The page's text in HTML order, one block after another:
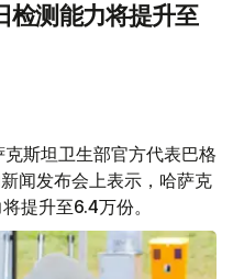
检测能力将提升至
斯坦卫生部官方代表巴格
闻发布会上表示，哈萨克
提升至6.4万份。